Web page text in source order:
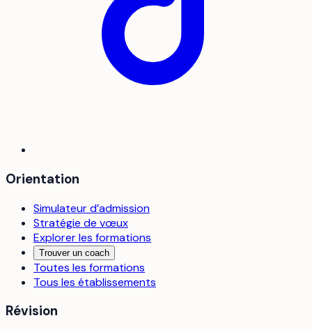
Orientation
Simulateur d’admission
Stratégie de vœux
Explorer les formations
Trouver un coach
Toutes les formations
Tous les établissements
Révision